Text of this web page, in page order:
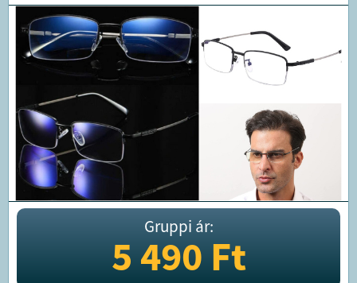
Gruppi ár:
5 490Ft